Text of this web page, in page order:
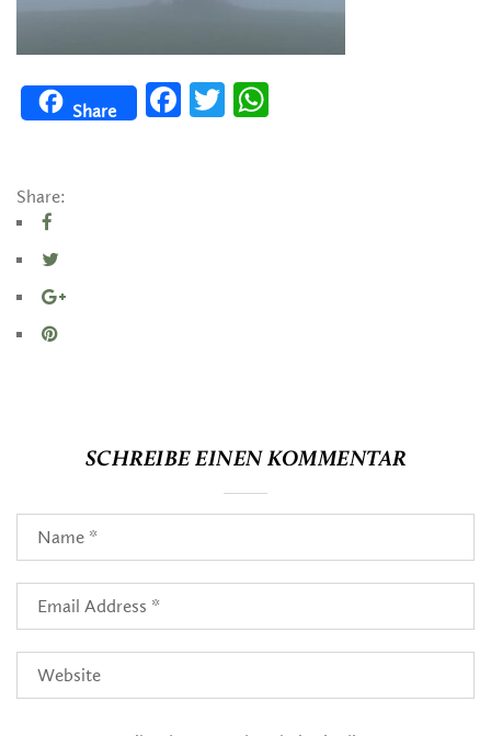
Share
FacebookTwitter
Share:
SCHREIBE EINEN KOMMENTAR